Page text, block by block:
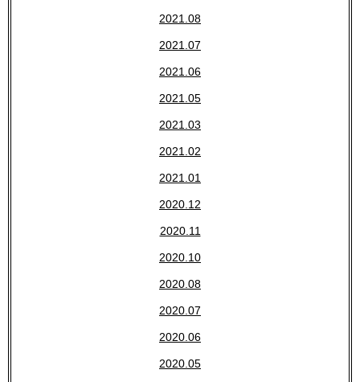
2021.08
2021.07
2021.06
2021.05
2021.03
2021.02
2021.01
2020.12
2020.11
2020.10
2020.08
2020.07
2020.06
2020.05